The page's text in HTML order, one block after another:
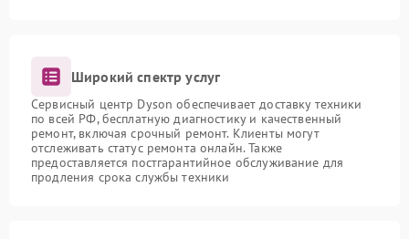
Широкий спектр услуг
Сервисный центр Dyson обеспечивает доставку техники
по всей РФ, бесплатную диагностику и качественный
ремонт, включая срочный ремонт. Клиенты могут
отслеживать статус ремонта онлайн. Также
предоставляется постгарантийное обслуживание для
продления срока службы техники